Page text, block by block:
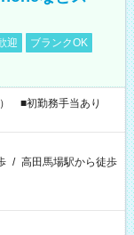
迎
ブランクOK
■初勤務手当あり
/ 高田馬場駅から徒歩